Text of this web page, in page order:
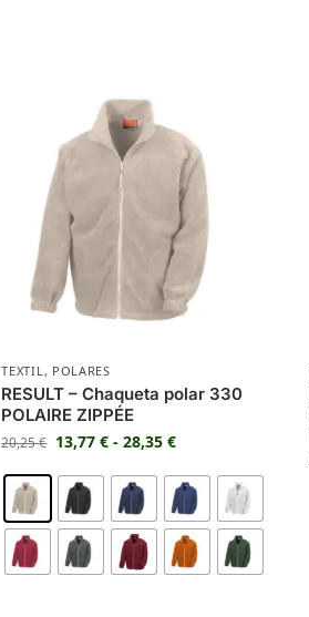
TEXTIL, POLARES
RESULT – Chaqueta polar 330
POLAIRE ZIPPÉE
20,25€ 13,77€ - 28,35€